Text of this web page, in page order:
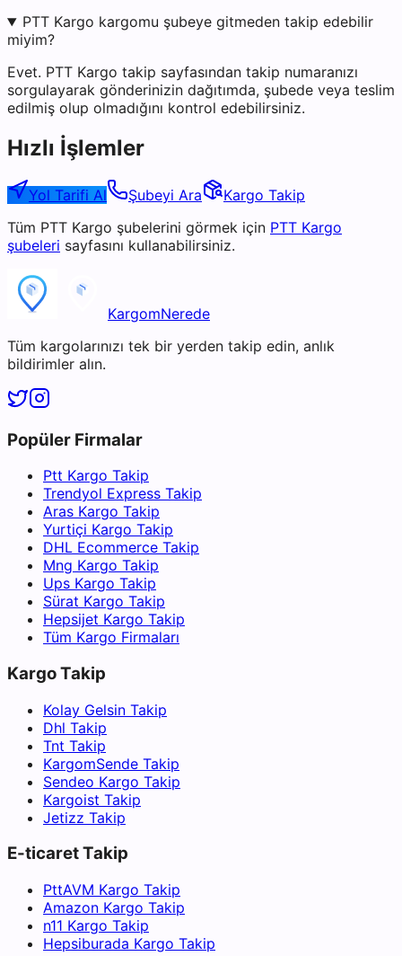
PTT Kargo kargomu şubeye gitmeden takip edebilir
miyim?
Evet. PTT Kargo takip sayfasından takip numaranızı
sorgulayarak gönderinizin dağıtımda, şubede veya teslim
edilmiş olup olmadığını kontrol edebilirsiniz.
Hızlı İşlemler
Yol Tarifi Al Şubeyi Ara
Kargo Takip
Tüm PTT Kargo şubelerini görmek için PTT Kargo
şubeleri sayfasını kullanabilirsiniz.
KargomNerede
Tüm kargolarınızı tek bir yerden takip edin, anlık
bildirimler alın.
Popüler Firmalar
Ptt Kargo Takip
Trendyol Express Takip
Aras Kargo Takip
Yurtiçi Kargo Takip
DHL Ecommerce Takip
Mng Kargo Takip
Ups Kargo Takip
Sürat Kargo Takip
Hepsijet Kargo Takip
Tüm Kargo Firmaları
Kargo Takip
Kolay Gelsin Takip
Dhl Takip
Tnt Takip
KargomSende Takip
Sendeo Kargo Takip
Kargoist Takip
Jetizz Takip
E-ticaret Takip
PttAVM Kargo Takip
Amazon Kargo Takip
n11 Kargo Takip
Hepsiburada Kargo Takip